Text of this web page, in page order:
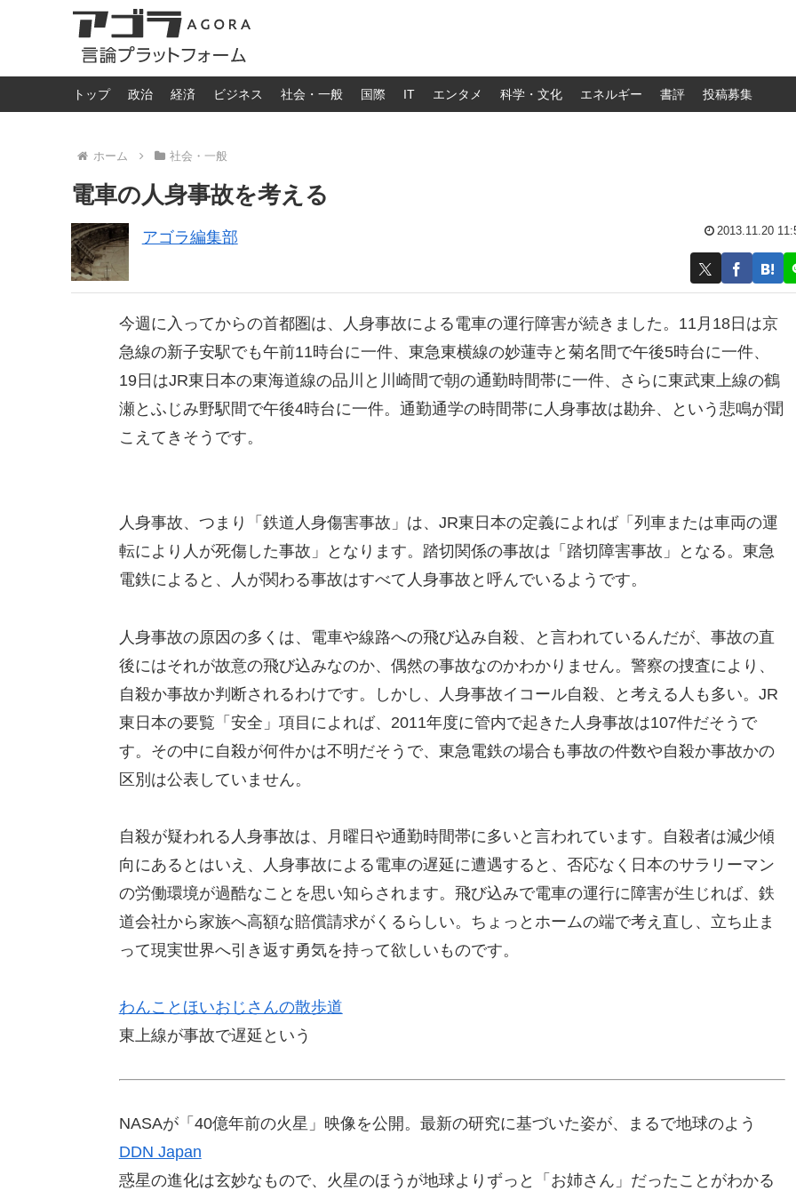
トップ 政治 経済 ビジネス 社会・一般 国際 IT エンタメ 科学・文化 エネルギー 書評 投稿募集
ホーム 社会・一般
電車の人身事故を考える
アゴラ編集部 2013.11.20
今週に入ってからの首都圏は、人身事故による電車の運行障害が続きました。11月18日は京
急線の新子安駅でも午前11時台に一件、東急東横線の妙蓮寺と菊名間で午後5時台に一件、
19日はJR東日本の東海道線の品川と川崎間で朝の通勤時間帯に一件、さらに東武東上線の鶴
瀬とふじみ野駅間で午後4時台に一件。通勤通学の時間帯に人身事故は勘弁、という悲鳴が聞
こえてきそうです。
人身事故、つまり「鉄道人身傷害事故」は、JR東日本の定義によれば「列車または車両の運
転により人が死傷した事故」となります。踏切関係の事故は「踏切障害事故」となる。東急
電鉄によると、人が関わる事故はすべて人身事故と呼んでいるようです。
人身事故の原因の多くは、電車や線路への飛び込み自殺、と言われているんだが、事故の直
後にはそれが故意の飛び込みなのか、偶然の事故なのかわかりません。警察の捜査により、
自殺か事故か判断されるわけです。しかし、人身事故イコール自殺、と考える人も多い。JR
東日本の要覧「安全」項目によれば、2011年度に管内で起きた人身事故は107件だそうで
す。その中に自殺が何件かは不明だそうで、東急電鉄の場合も事故の件数や自殺か事故かの
区別は公表していません。
自殺が疑われる人身事故は、月曜日や通勤時間帯に多いと言われています。自殺者は減少傾
向にあるとはいえ、人身事故による電車の遅延に遭遇すると、否応なく日本のサラリーマン
の労働環境が過酷なことを思い知らされます。飛び込みで電車の運行に障害が生じれば、鉄
道会社から家族へ高額な賠償請求がくるらしい。ちょっとホームの端で考え直し、立ち止ま
って現実世界へ引き返す勇気を持って欲しいものです。
わんことほいおじさんの散歩道
東上線が事故で遅延という
NASAが「40億年前の火星」映像を公開。最新の研究に基づいた姿が、まるで地球のよう
DDN Japan
惑星の進化は玄妙なもので、火星のほうが地球よりずっと「お姉さん」だったことがわかる